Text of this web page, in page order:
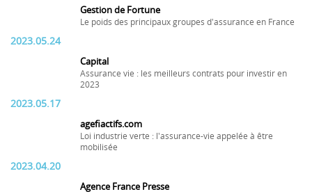
Gestion de Fortune
Le poids des principaux groupes d'assurance en France
2023.05.24
Capital
Assurance vie : les meilleurs contrats pour investir en
2023
2023.05.17
agefiactifs.com
Loi industrie verte : l'assurance-vie appelée à être
mobilisée
2023.04.20
Agence France Presse